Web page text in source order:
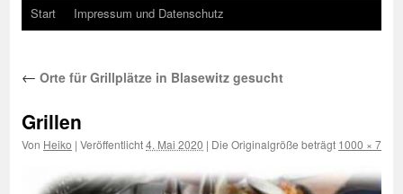
Start Impressum und Datenschutz
← Orte für Grillplätze in Blasewitz gesucht
Grillen
Von Heiko | Veröffentlicht4. Mai 2020 | Die Originalgröße beträgt 1000 × 750